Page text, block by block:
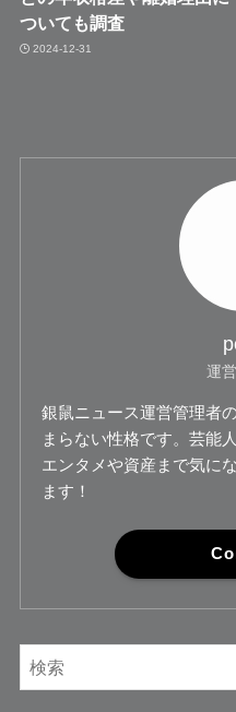
ついても調査
2024-12-31
運
銀鼠ニュース運営管理者
まらない性格です。芸能
エンタメや資産まで気に
ます！